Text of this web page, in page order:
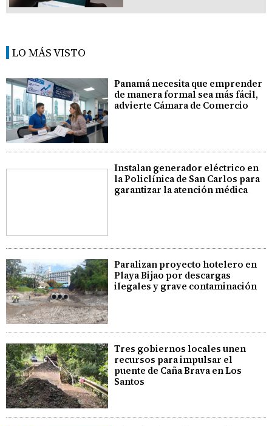
LO MÁS VISTO
Panamá necesita que emprender
de manera formal sea más fácil,
advierte Cámara de Comercio
Instalan generador eléctrico en
la Policlínica de San Carlos para
garantizar la atención médica
Paralizan proyecto hotelero en
Playa Bijao por descargas
ilegales y grave contaminación
Tres gobiernos locales unen
recursos para impulsar el
puente de Caña Brava en Los
Santos